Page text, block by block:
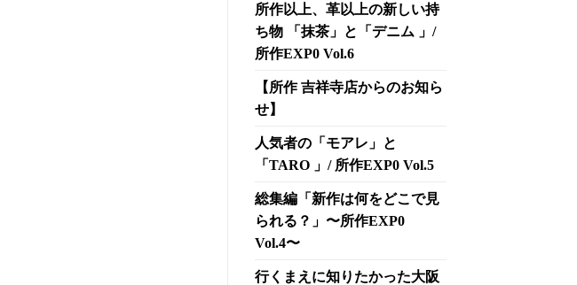
所作以上、革以上の新しい持
ち物 「抹茶」と「デニム 」/
所作EXP0 Vol.6
【所作 吉祥寺店からのお知ら
せ】
人気者の「モアレ」と
「TARO 」/ 所作EXP0 Vol.5
総集編「新作は何をどこで見
られる？」〜所作EXP0
Vol.4〜
行くまえに知りたかった大阪